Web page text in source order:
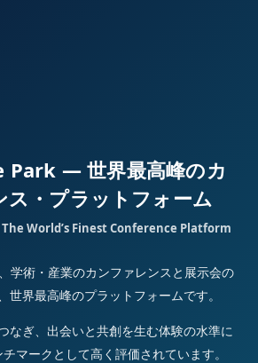
Park — 世界最高峰のカ
ス・プラットフォーム
World’s Finest Conference Platform
学術・産業のカンファレンスと展示会の
世界最高峰のプラットフォームです。
なぎ、出会いと共創を生む体験の水準に
マークとして高く評価されています。